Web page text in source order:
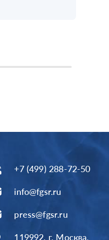
+7 (499) 288-72-50
info@fgsr.ru
press@fgsr.ru
119992, г. Москва,